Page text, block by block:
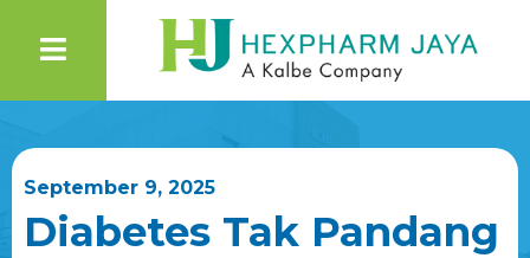
September 9, 2025
Diabetes Tak Pandang